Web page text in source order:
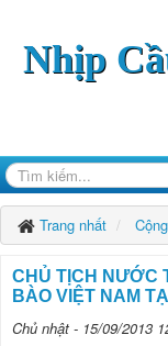
Nhịp
Trang nhất
CHỦ TỊCH NƯỚC
BÀO VIỆT NAM
Chủ nhật - 15/09/2013